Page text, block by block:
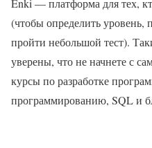
Enki — платформа для тех,
(чтобы определить уровень,
пройти небольшой тест).
уверены, что не начнете с
курсы по разработке
программированию, SQL и